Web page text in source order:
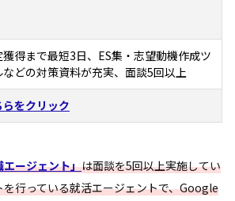
獲得まで最短3日、ES集・志望動機作成ツ
などの対策資料が充実、面談5回以上
らをクリック
ージェント」は面談を5回以上実施してい
行っている就活エージェントで、Google